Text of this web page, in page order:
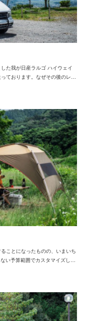
た我が日産ラルゴ ハイウェイ
ております。なぜその後のレ…
ことになったものの、いまいち
い予算範囲でカスタマイズし…